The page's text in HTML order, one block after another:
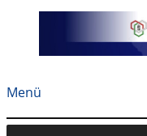
Menü